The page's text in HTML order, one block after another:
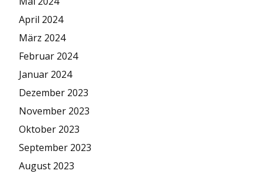
April 2024
März 2024
Februar 2024
Januar 2024
Dezember 2023
November 2023
Oktober 2023
September 2023
August 2023